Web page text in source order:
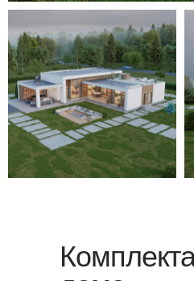
Для уточнения
проекта свяжитесь с
оставьте заявку
на
звонок — мы
в ближайшее время.